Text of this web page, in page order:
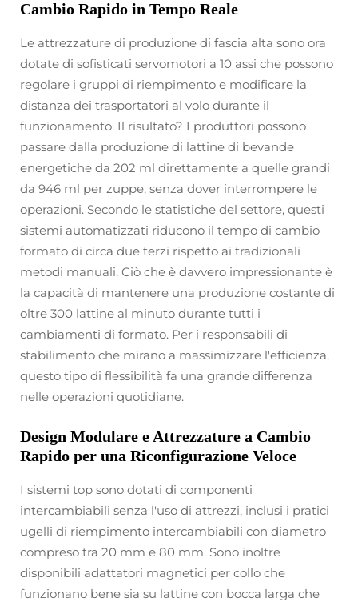
Cambio Rapido in Tempo Reale
Le attrezzature di produzione di fascia alta sono ora
dotate di sofisticati servomotori a 10 assi che possono
regolare i gruppi di riempimento e modificare la
distanza dei trasportatori al volo durante il
funzionamento. Il risultato? I produttori possono
passare dalla produzione di lattine di bevande
energetiche da 202 ml direttamente a quelle grandi
da 946 ml per zuppe, senza dover interrompere le
operazioni. Secondo le statistiche del settore, questi
sistemi automatizzati riducono il tempo di cambio
formato di circa due terzi rispetto ai tradizionali
metodi manuali. Ciò che è davvero impressionante è
la capacità di mantenere una produzione costante di
oltre 300 lattine al minuto durante tutti i
cambiamenti di formato. Per i responsabili di
stabilimento che mirano a massimizzare l'efficienza,
questo tipo di flessibilità fa una grande differenza
nelle operazioni quotidiane.
Design Modulare e Attrezzature a Cambio
Rapido per una Riconfigurazione Veloce
I sistemi top sono dotati di componenti
intercambiabili senza l'uso di attrezzi, inclusi i pratici
ugelli di riempimento intercambiabili con diametro
compreso tra 20 mm e 80 mm. Sono inoltre
disponibili adattatori magnetici per collo che
funzionano bene sia su lattine con bocca larga che